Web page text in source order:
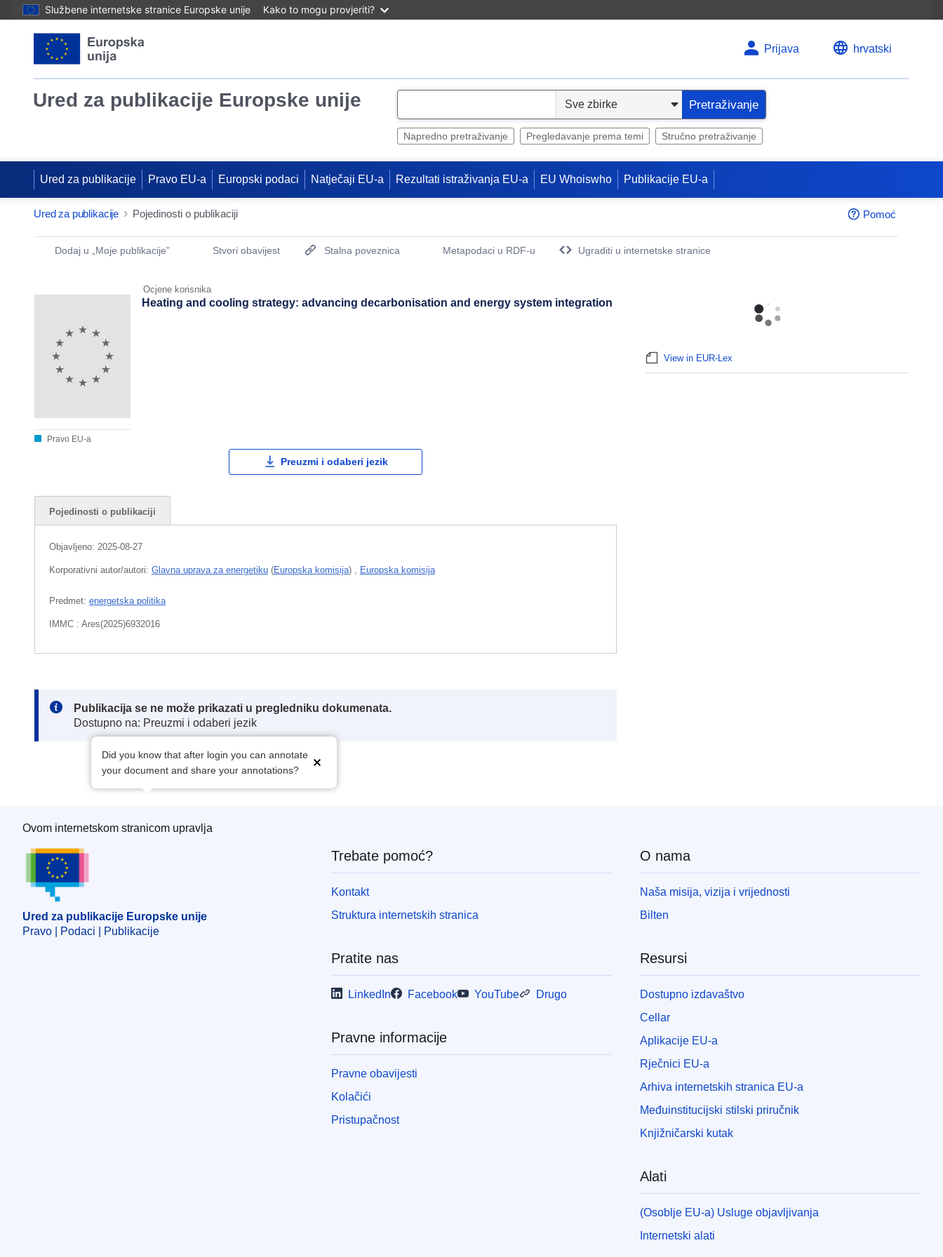
Službene internetske stranice Europske unije Kako to mogu provjeriti?
Prijava hrvatski
Ured za publikacije Europske unije
e
Pretraživanje
Napredno pretraživanje Pregledavanje prema temi Stručno pretraživanje
Ured za publikacije Pravo EU-a Europski podaci Natječaji EU-a Rezultati istraživanja EU-a EU Whoiswho Publikacije EU-a
Ured za publikacije Pojedinosti o publikaciji Pomoć
Publication Detail Actions Portlet
Dodaj u „Moje publikacije” Stvori obavijest Stalna poveznica
Metapodaci u RDF-u
Ugraditi u internetske stranice
Ocjene korisnika
Pravo EU-a
Heating and cooling strategy: advancing decarbonisation and energy system integration
Preuzmi i odaberi jezik
Pojedinosti o publikaciji
Objavljeno: 2025-08-27
Korporativni autor/autori: Glavna uprava za energetiku (Europska komisija) Europska komisija
Predmet: energetska politika
IMMC : Ares(2025)6932016
Note:
Publikacija se ne može prikazati u pregledniku dokumenata.
Dostupno na: Preuzmi i odaberi jezik
Did you know that after login you can annotate
your document and share your annotations?
View in EUR-Lex
Ured za publikacije Europske unije
Ovom internetskom stranicom upravlja
Ured za publikacije Europske unije
Pravo | Podaci | Publikacije
Trebate pomoć?
Kontakt
Struktura internetskih stranica
Pratite nas
LinkedIn Facebook YouTube Drugo
Pravne informacije
Pravne obavijesti
Kolačići
Pristupačnost
O nama
Naša misija, vizija i vrijednosti
Bilten
Resursi
Dostupno izdavaštvo
Cellar
Aplikacije EU-a
Rječnici EU-a
Arhiva internetskih stranica EU-a
Međuinstitucijski stilski priručnik
Knjižničarski kutak
Alati
(Osoblje EU-a) Usluge objavljivanja
Internetski alati